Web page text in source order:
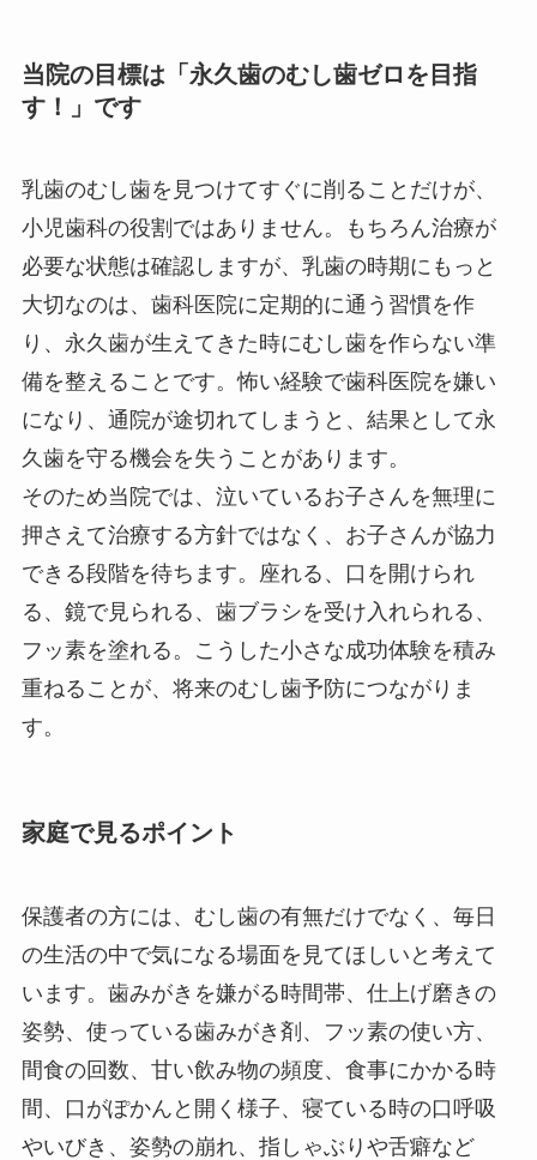
当院の目標は「永久歯のむし歯ゼロを目指
す！」です
乳歯のむし歯を見つけてすぐに削ることだけが、
小児歯科の役割ではありません。もちろん治療が
必要な状態は確認しますが、乳歯の時期にもっと
大切なのは、歯科医院に定期的に通う習慣を作
り、永久歯が生えてきた時にむし歯を作らない準
備を整えることです。怖い経験で歯科医院を嫌い
になり、通院が途切れてしまうと、結果として永
久歯を守る機会を失うことがあります。
そのため当院では、泣いているお子さんを無理に
押さえて治療する方針ではなく、お子さんが協力
できる段階を待ちます。座れる、口を開けられ
る、鏡で見られる、歯ブラシを受け入れられる、
フッ素を塗れる。こうした小さな成功体験を積み
重ねることが、将来のむし歯予防につながりま
す。
家庭で見るポイント
保護者の方には、むし歯の有無だけでなく、毎日
の生活の中で気になる場面を見てほしいと考えて
います。歯みがきを嫌がる時間帯、仕上げ磨きの
姿勢、使っている歯みがき剤、フッ素の使い方、
間食の回数、甘い飲み物の頻度、食事にかかる時
間、口がぽかんと開く様子、寝ている時の口呼吸
やいびき、姿勢の崩れ、指しゃぶりや舌癖など